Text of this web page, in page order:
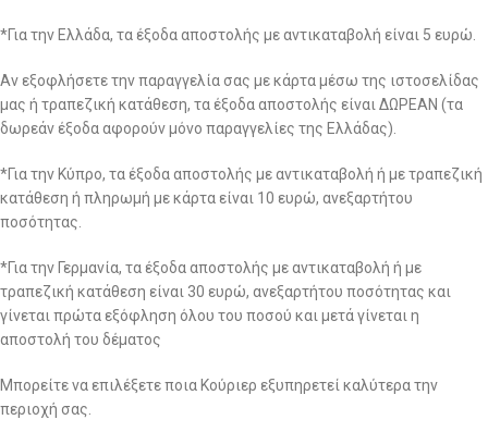
*Για την Ελλάδα, τα έξοδα αποστολής με αντικαταβολή είναι 5 ευρώ.
Αν εξοφλήσετε την παραγγελία σας με κάρτα μέσω της ιστοσελίδας
μας ή τραπεζική κατάθεση, τα έξοδα αποστολής είναι ΔΩΡΕΑΝ (τα
δωρεάν έξοδα αφορούν μόνο παραγγελίες της Ελλάδας).
*Για την Κύπρο, τα έξοδα αποστολής με αντικαταβολή ή με τραπεζική
κατάθεση ή πληρωμή με κάρτα είναι 10 ευρώ, ανεξαρτήτου
ποσότητας.
*Για την Γερμανία, τα έξοδα αποστολής με αντικαταβολή ή με
τραπεζική κατάθεση είναι 30 ευρώ, ανεξαρτήτου ποσότητας και
γίνεται πρώτα εξόφληση όλου του ποσού και μετά γίνεται η
αποστολή του δέματος
Μπορείτε να επιλέξετε ποια Κούριερ εξυπηρετεί καλύτερα την
περιοχή σας.